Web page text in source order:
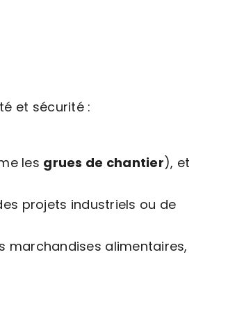
et sécurité :
les grues de chantier), et
projets industriels ou de
marchandises alimentaires,